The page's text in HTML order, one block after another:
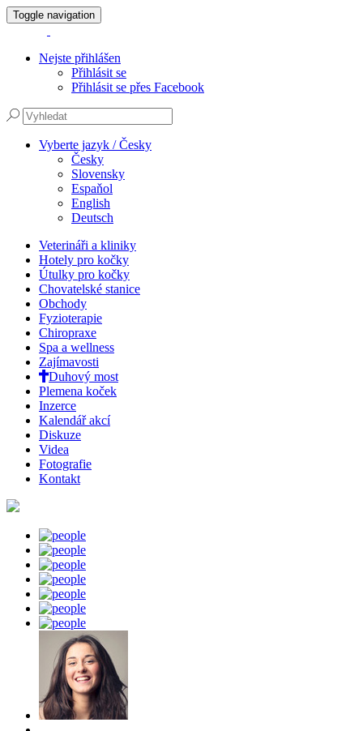
Toggle navigation
Nejste přihlášen
Přihlásit se
Přihlásit se přes Facebook
Vyberte jazyk / Česky
Česky
Slovensky
Espaňol
English
Deutsch
Veterináři a kliniky
Hotely pro kočky
Útulky pro kočky
Chovatelské stanice
Obchody
Fyzioterapie
Chiropraxe
Spa a wellness
Zajímavosti
Duhový most
Plemena koček
Inzerce
Kalendář akcí
Diskuze
Videa
Fotografie
Kontakt